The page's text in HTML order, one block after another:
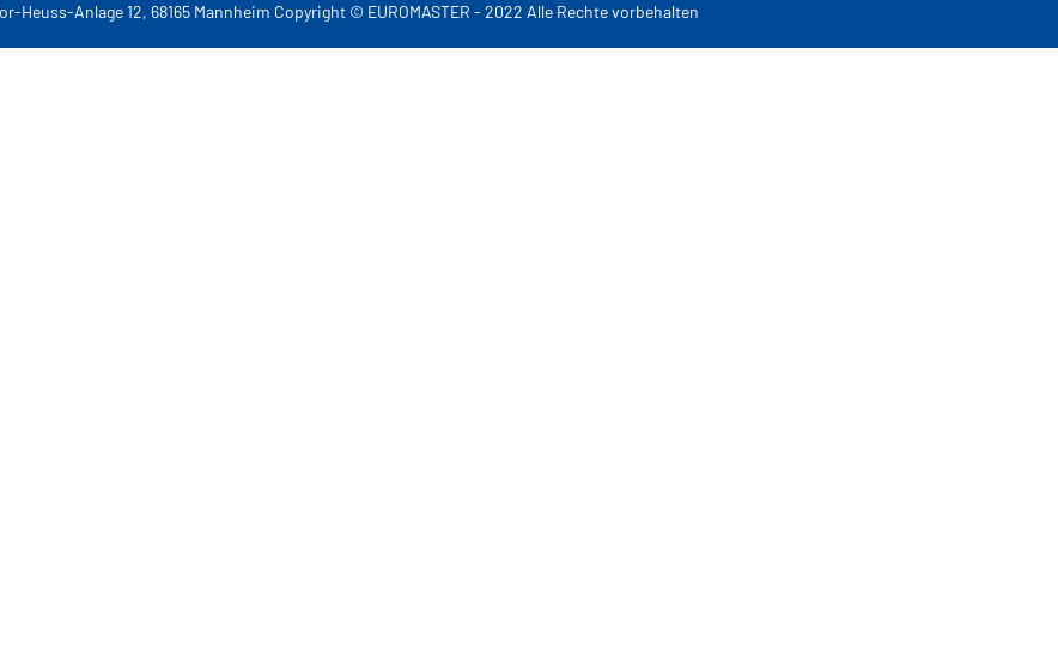
Heuss-Anlage 12, 68165 Mannheim Copyright © EUROMASTER - 2022 Alle Rechte vorbehalten